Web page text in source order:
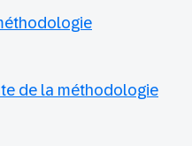
de la méthodologie